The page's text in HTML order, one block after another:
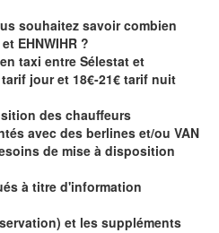
souhaitez savoircombien
EHNWIHR ?
taxi entre Sélestat et
tarif jour et 18€-21€ tarif nuit
des chauffeurs
avec des berlines et/ou VAN
de mise à disposition
à titre d'information
et les suppléments